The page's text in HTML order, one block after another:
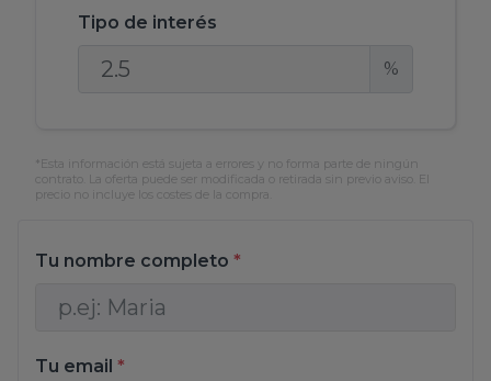
Tipo de interés
%
*Esta información está sujeta a errores y no forma parte de ningún
contrato. La oferta puede ser modificada o retirada sin previo aviso. El
precio no incluye los costes de la compra.
Tu nombre completo *
Tu email *